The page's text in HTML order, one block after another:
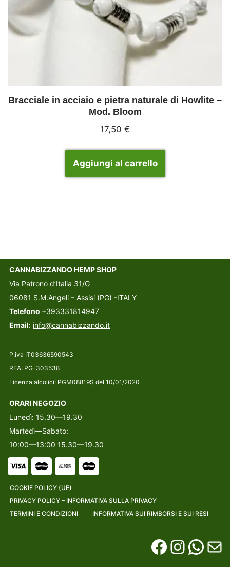
Bracciale in acciaio e pietra naturale di Howlite –
Mod. Bloom
17,50 €
Aggiungi al carrello
CANNABIZZANDO HEMP SHOP
Via Patrono d’Italia 31/G
06081 S.M.Angeli – Assisi (PG) -ITALY
Telefono +393331814947
Email: info@cannabizzando.it
P.iva IT03636590543
REA: PG-303538
Licenza alcolici: PGM08819S del 10/01/2020
ORARI NEGOZIO
Lunedì: 15.30—19.30
Martedì—Sabato:
10:00—13:00 15.30—19.30
COOKIE POLICY (UE)
PRIVACY POLICY – INFORMATIVA SULLA PRIVACY
TERMINI E CONDIZIONI
INFORMATIVA SUI RIMBORSI E SUI RESI